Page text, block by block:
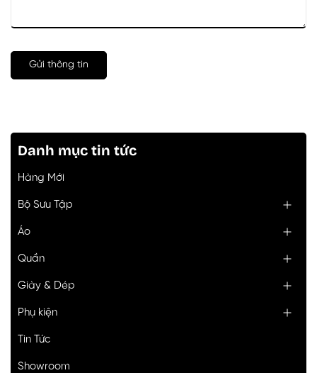
Gửi thông tin
Danh mục tin tức
Hàng Mới
Bộ Sưu Tập
Áo
Quần
Giày & Dép
Phụ kiện
Tin Tức
Showroom